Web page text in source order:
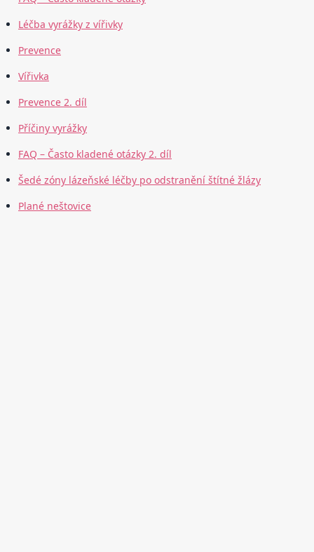
Léčba vyrážky z vířivky
Prevence
Vířivka
Prevence 2. díl
Příčiny vyrážky
FAQ – Často kladené otázky 2. díl
Šedé zóny lázeňské léčby po odstranění štítné žlázy
Plané neštovice